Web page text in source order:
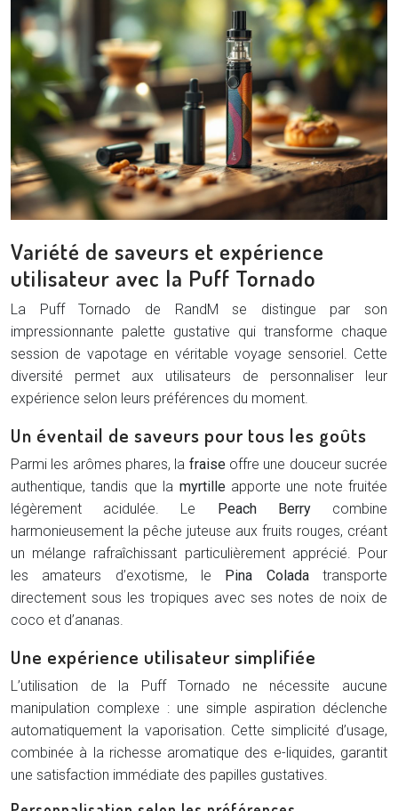
Variété de saveurs et expérience
utilisateur avec la Puff Tornado
La Puff Tornado de RandM se distingue par son
impressionnante palette gustative qui transforme chaque
session de vapotage en véritable voyage sensoriel. Cette
diversité permet aux utilisateurs de personnaliser leur
expérience selon leurs préférences du moment.
Un éventail de saveurs pour tous les goûts
Parmi les arômes phares, la fraiseoffre une douceur sucrée
authentique, tandis que la myrtilleapporte une note fruitée
légèrement acidulée. Le Peach Berrycombine
harmonieusement la pêche juteuse aux fruits rouges, créant
un mélange rafraîchissant particulièrement apprécié. Pour
les amateurs d’exotisme, le Pina Coladatransporte
directement sous les tropiques avec ses notes de noix de
coco et d’ananas.
Une expérience utilisateur simplifiée
L’utilisation de la Puff Tornado ne nécessite aucune
manipulation complexe : une simple aspiration déclenche
automatiquement la vaporisation. Cette simplicité d’usage,
combinée à la richesse aromatique des e-liquides, garantit
une satisfaction immédiate des papilles gustatives.